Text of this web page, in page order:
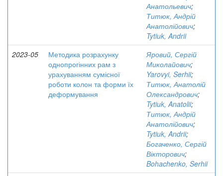
Анатольевич;
Титюк, Андрій
Анатолійович;
Tytiuk, Andrii
2023-05
Методика розрахунку
однопрогінних рам з
урахуванням сумісної
роботи колон та форми їх
деформування
Яровий, Сергій
Миколайович;
Yarovyi, Serhii;
Титюк, Анатолій
Олександрович;
Tytiuk, Anatolii;
Титюк, Андрій
Анатолійович;
Tytiuk, Andrii;
Богаченко, Сергій
Вікторович;
Bohachenko, Serhii